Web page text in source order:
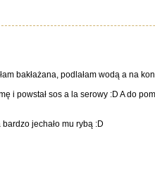
bakłażana, podlałam wodą a na
i powstał sos a la serowy :D A do
jechało mu rybą :D